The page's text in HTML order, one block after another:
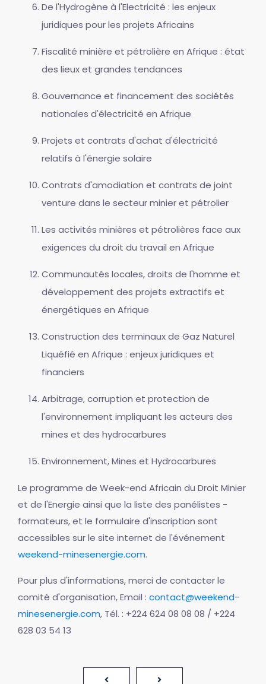
De l'Hydrogène à l'Electricité : les enjeux
juridiques pour les projets Africains
Fiscalité minière et pétrolière en Afrique : état
des lieux et grandes tendances
Gouvernance et financement des sociétés
nationales d'électricité en Afrique
Projets et contrats d'achat d'électricité
relatifs à l'énergie solaire
Contrats d'amodiation et contrats de joint
venture dans le secteur minier et pétrolier
Les activités minières et pétrolières face aux
exigences du droit du travail en Afrique
Communautés locales, droits de l'homme et
développement des projets extractifs et
énergétiques en Afrique
Construction des terminaux de Gaz Naturel
Liquéfié en Afrique : enjeux juridiques et
financiers
Arbitrage, corruption et protection de
l'environnement impliquant les acteurs des
mines et des hydrocarbures
Environnement, Mines et Hydrocarbures
Le programme de Week-end Africain du Droit Minier
et de l'Energie ainsi que la liste des panélistes -
formateurs, et le formulaire d'inscription sont
accessibles sur le site internet de l'événement
weekend-minesenergie.com.
Pour plus d'informations, merci de contacter le
comité d'organisation, Email : contact@weekend-
minesenergie.com, Tél. : +224 624 08 08 08 / +224
628 03 54 13